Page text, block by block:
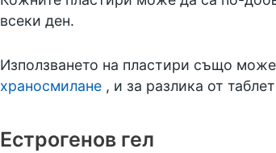
всеки ден.
Използването на пластири също
храносмилане, и за разлика от
Естрогенов гел